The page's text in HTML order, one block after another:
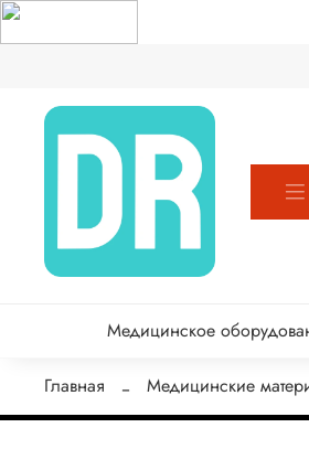
Медицинское
Главная Медицинские